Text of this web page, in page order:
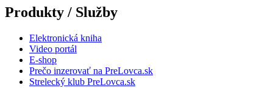
Produkty / Služby
Elektronická kniha
Video portál
E-shop
Prečo inzerovať na PreLovca.sk
Strelecký klub PreLovca.sk